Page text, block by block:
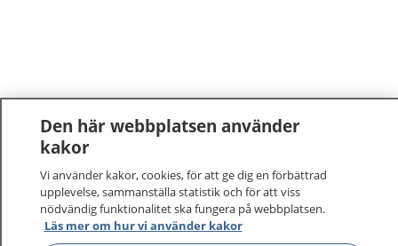
Den här webbplatsen använder
kakor
Vi använder kakor, cookies, för att ge dig en förbättrad
upplevelse, sammanställa statistik och för att viss
nödvändig funktionalitet ska fungera på webbplatsen.
Läs mer om hur vi använder kakor